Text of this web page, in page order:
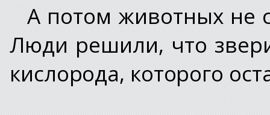
А потом животных не
Люди решили, что
кислорода, которого